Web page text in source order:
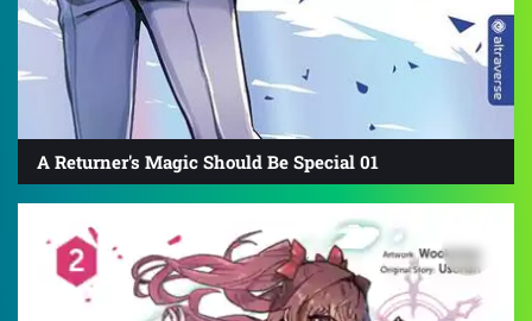
A Returner's Magic Should Be Special 01